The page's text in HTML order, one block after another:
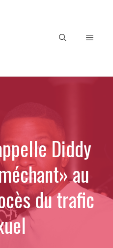
Menu
Diddy
au
du trafic